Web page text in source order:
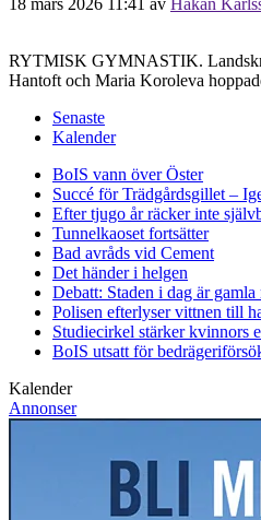
RYTMISK GYMNASTIK.
Hantoft och Maria Koroleva
Senaste
Kalender
BoIS vann över Öster
Succé för Trädgårdsgillet –
Efter tjugo år räcker inte
Tunnelkaoset fortsätter
Bad avråds vid Cement
Det händer i helgen
Debatt: Staden i dag är
Polisen efterlyser vittnen till
Studiecirkel stärker kvinnors
BoIS utsatt för
Kalender
Annonser